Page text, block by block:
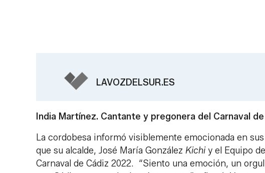
LAVOZDELSUR.ES
India Martínez. Cantante y pregonera del Carnaval
La cordobesa informó visiblemente emocionada en
que su alcalde, José María González Kichiy el Equipo
Carnaval de Cádiz 2022. “Siento una emoción, un